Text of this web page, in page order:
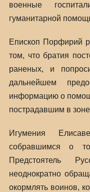
военные
гуманитарной
Епископ Порфирий
том, что братия
раненых, и
дальнейшем
информацию о
пострадавшим в
Игумения
собравшимся о
Предстоятель
неоднократно
окормлять воинов,